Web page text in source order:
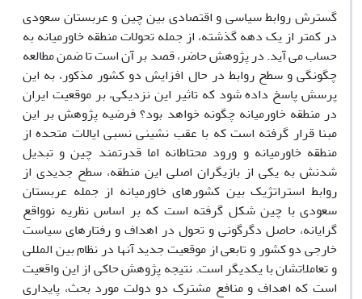
گسترش روابط سیاسی و اقتصادی بین چین و عربستان سعودی
در کمتر از یک دهه گذشته، از جمله تحولات منطقه خاورمیانه به
حساب می‏ آید. در پژوهش حاضر، قصد بر آن است تا ضمن مطالعه
چگونگی و سطح روابط در حال افزایش دو کشور مذکور، به این
پرسش پاسخ داده شود که تاثیر این نزدیکی، بر موقعیت ایران
در منطقه خاورمیانه چگونه خواهد بود؟ فرضیه پژوهش بر این
مبنا قرار گرفته است که با عقب‏ نشینی نسبی ایالات متحده از
منطقه خاورمیانه و ورود محتاطانه اما قدرتمند چین و تبدیل
شدنش به یکی از بازیگران اصلی این منطقه، سطح جدیدی از
روابط استراتژیک بین کشورهای خاورمیانه از جمله عربستان
سعودی با چین شکل گرفته است که بر اساس نظریه نوواقع
‏گرایانه، حاصل دگرگونی و تحول در اهداف و رفتارهای سیاست
خارجی دو کشور و تابعی از موقعیت جدید آنها در نظام بین‏ المللی
و تعاملاتشان با یکدیگر است. نتیجه پژوهش حاکی از این واقعیت
است که اهداف و منافع مشترک دو دولت مورد بحث، پایداری